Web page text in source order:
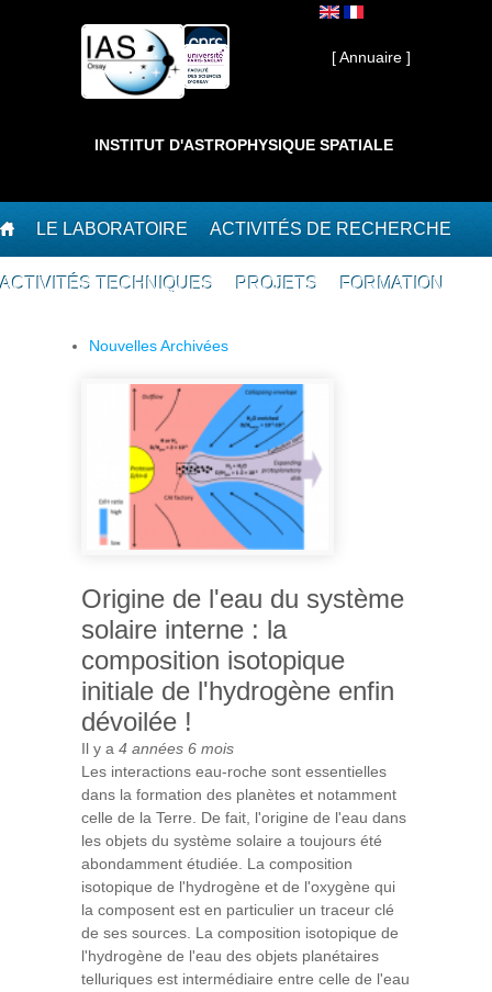
Interne ]
[ Annuaire ]
INSTITUT D'ASTROPHYSIQUE SPATIALE
LE LABORATOIRE ACTIVITÉS DE RECHERCHE
ACTIVITÉS TECHNIQUES PROJETS FORMATION
Nouvelles Archivées
Origine de l'eau du système
solaire interne : la
composition isotopique
initiale de l'hydrogène enfin
dévoilée !
Il y a 4 années 6 mois
Les interactions eau-roche sont essentielles
dans la formation des planètes et notamment
celle de la Terre. De fait, l'origine de l'eau dans
les objets du système solaire a toujours été
abondamment étudiée. La composition
isotopique de l'hydrogène et de l'oxygène qui
la composent est en particulier un traceur clé
de ses sources. La composition isotopique de
l'hydrogène de l'eau des objets planétaires
telluriques est intermédiaire entre celle de l'eau